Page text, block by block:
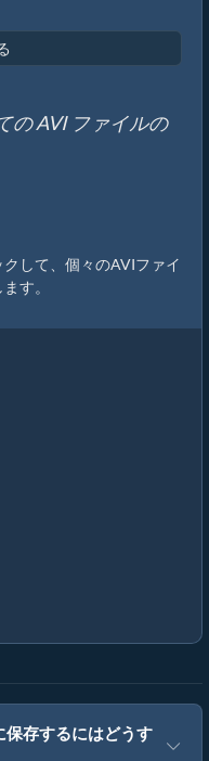
の AVI ファイルの
して、個々のAVIファイ
す。
存するにはどうす